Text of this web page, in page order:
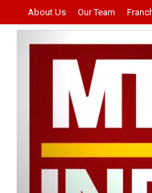
About Us Our Team